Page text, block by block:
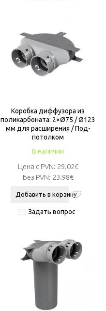
В наличии
Коробкa диффузора из
поликарбоната: 2×Ø75 / Ø123
мм для расширения / Под-
потолком
Цена с PVN: 29.02€
Без PVN: 23.98€
Добавить в корзину
Задать вопрос